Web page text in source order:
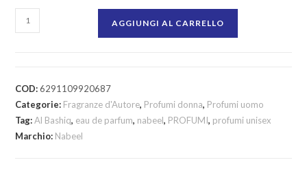
AGGIUNGI AL CARRELLO
COD:6291109920687
Categorie: Fragranze d'Autore, Profumi donna, Profumi uomo
Tag:Al Bashiq, eau de parfum, nabeel, PROFUMI, profumi unisex
Marchio: Nabeel